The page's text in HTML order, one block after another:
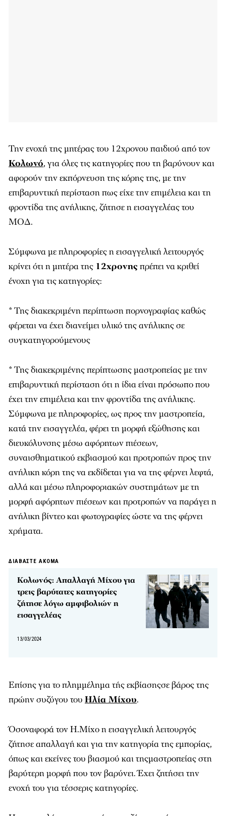
Την ενοχή της μητέρας του 12χρονου παιδιού από τον
Κολωνό, για όλες τις κατηγορίες που τη βαρύνουν και
αφορούν την εκπόρνευση της κόρης της, με την
επιβαρυντική περίσταση πως είχε την επιμέλεια και τη
φροντίδα της ανήλικης, ζήτησε η εισαγγελέας του
ΜΟΔ.
Σύμφωνα με πληροφορίες η εισαγγελική λειτουργός
κρίνει ότι η μητέρα της 12χρονηςπρέπει να κριθεί
ένοχη για τις κατηγορίες:
* Της διακεκριμένη περίπτωση πορνογραφίας καθώς
φέρεται να έχει διανείμει υλικό της ανήλικης σε
συγκατηγορούμενους
* Της διακεκριμένης περίπτωσης μαστροπείας με την
επιβαρυντική περίσταση ότι η ίδια είναι πρόσωπο που
έχει την επιμέλεια και την φροντίδα της ανήλικης.
Σύμφωνα με πληροφορίες, ως προς την μαστροπεία,
κατά την εισαγγελέα, φέρει τη μορφή εξώθησης και
διευκόλυνσης μέσω αφόρητων πιέσεων,
συναισθηματικού εκβιασμού και προτροπών προς την
ανήλικη κόρη της να εκδίδεται για να της φέρνει λεφτά,
αλλά και μέσω πληροφοριακών συστημάτων με τη
μορφή αφόρητων πιέσεων και προτροπών να παράγει η
ανήλικη βίντεο και φωτογραφίες ώστε να της φέρνει
χρήματα.
ΔΙΑΒΑΣΤΕ ΑΚΟΜΑ
Κολωνός: Απαλλαγή Μίχου για
τρεις βαρύτατες κατηγορίες
ζήτησε λόγω αμφιβολιών η
εισαγγελέας
13/03/2024
Επίσης για το πλημμέλημα τής εκβίασηςσε βάρος της
πρώην συζύγου του Ηλία Μίχου.
Όσοναφορά τον Η.Μίχο η εισαγγελική λειτουργός
ζήτησε απαλλαγή και για την κατηγορία της εμπορίας,
όπως και εκείνες του βιασμού και τηςμαστροπείας στη
βαρύτερη μορφή που τον βαρύνει. Έχει ζητήσει την
ενοχή του για τέσσερις κατηγορίες.